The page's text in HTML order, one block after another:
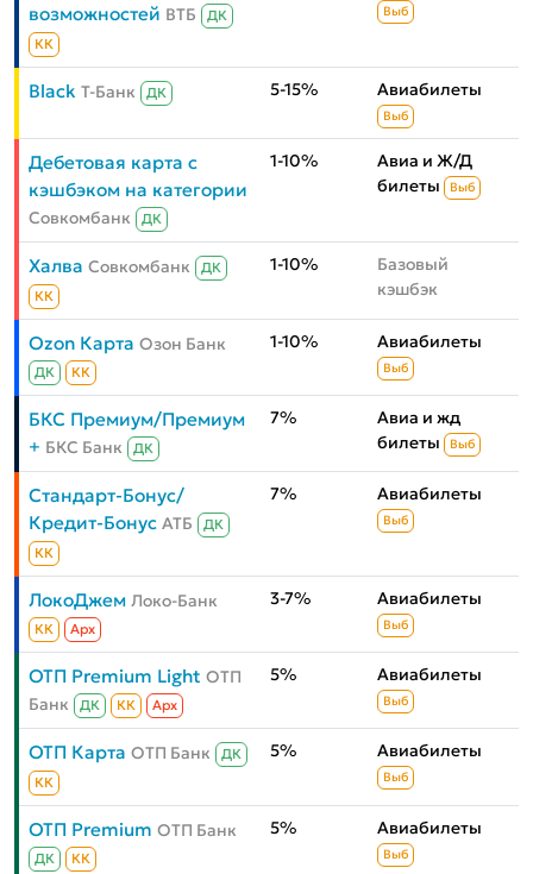
возможностей ВТБ
ДК
КК
Выб
Black Т-Банк ДК 5-15% Авиабилеты
Выб
Дебетовая карта с
кэшбэком на категории
Совкомбанк ДК
1-10%
Авиа и Ж/Д
билеты
Выб
Халва Совкомбанк
ДК
КК
1-10%
Базовый
кэшбэк
Ozon Карта Озон Банк
ДК КК
1-10% Авиабилеты
Выб
БКС Премиум/Премиум
+ БКС Банк ДК
7%
Авиа и жд
билеты
Выб
Стандарт-Бонус/
Кредит-Бонус АТБ
ДК
КК
7% Авиабилеты
Выб
ЛокоДжем Локо-Банк
КК Aрх
3-7% Авиабилеты
Выб
ОТП Premium Light ОТП
Банк
ДК КК Aрх
5% Авиабилеты
Выб
ОТП Карта ОТП Банк
ДК
КК
5% Авиабилеты
Выб
ОТП Premium ОТП Банк
ДК КК
5% Авиабилеты
Выб